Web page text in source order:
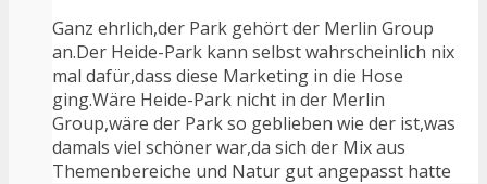
Ganz ehrlich,der Park gehört der Merlin Group
an.Der Heide-Park kann selbst wahrscheinlich nix
mal dafür,dass diese Marketing in die Hose
ging.Wäre Heide-Park nicht in der Merlin
Group,wäre der Park so geblieben wie der ist,was
damals viel schöner war,da sich der Mix aus
Themenbereiche und Natur gut angepasst hatte